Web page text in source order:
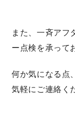
家具まで標
身体に優し
耐震等級3
また、一斉アフ
ー点検を承って
何か気になる点
気軽にご連絡く